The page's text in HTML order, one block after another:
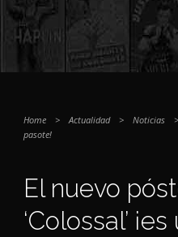
Home > Actualidad > Noticias >
pasote!
El nuevo
‘Colossal’